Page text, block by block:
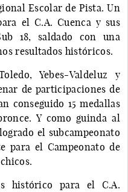
Escolar de Pista. Un
el C.A. Cuenca y sus
18, saldado con una
resultados históricos.
Yebes-Valdeluz y
de participaciones de
conseguido 15 medallas
Y como guinda al
el subcampeonato
para el Campeonato de
histórico para el C.A.